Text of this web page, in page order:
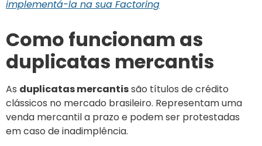
implementá-la na sua Factoring
Como funcionam as
duplicatas mercantis
As duplicatas mercantissão títulos de crédito
clássicos no mercado brasileiro. Representam uma
venda mercantil a prazo e podem ser protestadas
em caso de inadimplência.